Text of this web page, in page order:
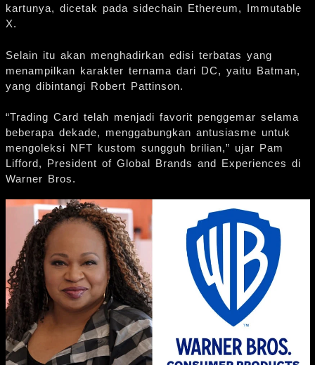
kartunya, dicetak pada sidechain Ethereum, Immutable
X.
Selain itu akan menghadirkan edisi terbatas yang
menampilkan karakter ternama dari DC, yaitu Batman,
yang dibintangi Robert Pattinson.
“Trading Card telah menjadi favorit penggemar selama
beberapa dekade, menggabungkan antusiasme untuk
mengoleksi NFT kustom sungguh brilian,” ujar Pam
Lifford, President of Global Brands and Experiences di
Warner Bros.